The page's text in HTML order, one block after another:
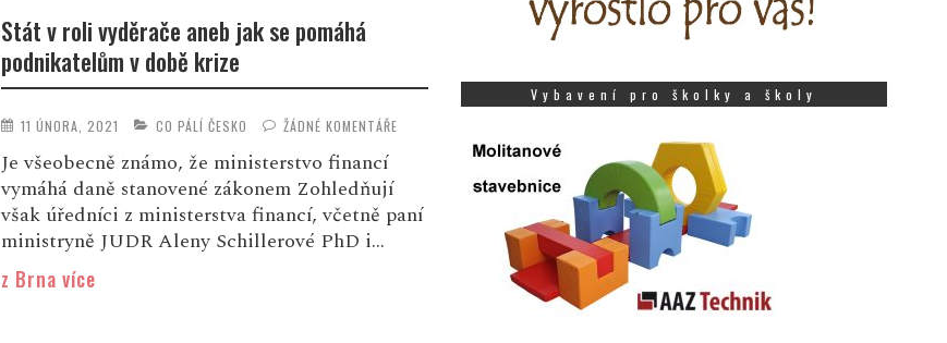
Stát v roli vyděrače aneb jak se pomáhá
podnikatelům v době krize
11 ÚNORA, 2021 CO PÁLÍ ČESKO ŽÁDNÉ KOMENTÁŘE
Je všeobecně známo, že ministerstvo financí
vymáhá daně stanovené zákonem Zohledňují
však úředníci z ministerstva financí, včetně paní
ministryně JUDR Aleny Schillerové PhD i...
z Brna více
Vybavení pro školky a školy